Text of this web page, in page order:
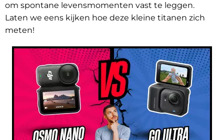
om spontane levensmomenten vast te leggen.
Laten we eens kijken hoe deze kleine titanen zich
meten!